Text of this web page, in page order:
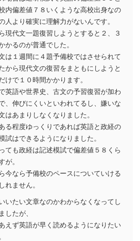
内偏差値７８いくような高校出身なの
人より確実に理解力がないんです。
現代文一題復習しようとすると２、３
かるのが普通でした。
は１週間に４題予備校ではさせられて
から現代文の復習をまともにしようと
けで１０時間かかります。
英語や世界史、古文の予習復習が加わ
、伸びにくいといわれてるし、嫌いな
はあまりしなくなりました。
る程度ゆっくりであれば英語と政経の
試はできるようになりました。
ても政経は記述模試で偏差値５８くら
が。
今なら予備校のペースについていける
れません。
いたい文章なのかわからなくなってし
したが、
えず英語が早く読めるようになりたい